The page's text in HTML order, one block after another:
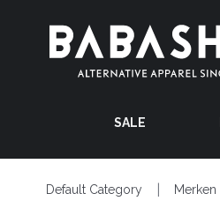
SALE
Default Category Merken